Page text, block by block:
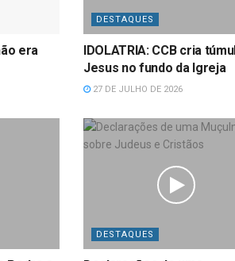
era
DESTAQUES
IDOLATRIA: CCB cria
Jesus no fundo da Igreja
27 DE JULHO DE 2026
DESTAQUES